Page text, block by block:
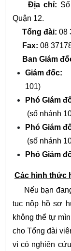
Địa chỉ:
Quận 12.
Tổng đài: 08
Fax: 08
Ban Giám
Giám đốc:
101)
Phó Giám
(số nhánh
Phó Giám
(số nhánh
Phó Giám
Các hình thức
Nếu bạn
tục nộp hồ sơ
không thể tự
cho Tổng đài
vì có nghiên